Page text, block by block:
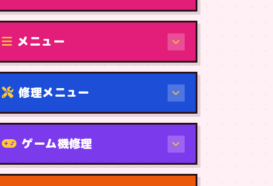
修理（機種から）
メニュー
修理メニュー
機種から
ゲーム機修理